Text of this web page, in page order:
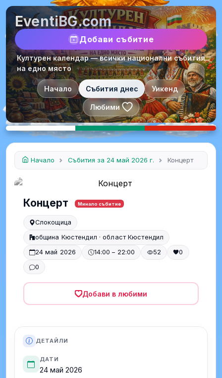
EventiBG.com
Добави събитие
Културен календар — всички национални събития
на едно място
Начало Събития днес Уикенд
Любими
Начало Събития за 24 май 2026 г. Концерт
Концерт Минало събитие
Слокощица
община Кюстендил · област Кюстендил
24 май 2026
14:00 – 22:00 52
0
0
Добави в любими
ДЕТАЙЛИ
ДАТИ
24 май 2026